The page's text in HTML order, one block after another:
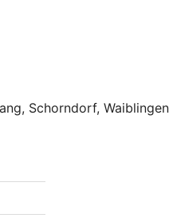
Schorndorf,